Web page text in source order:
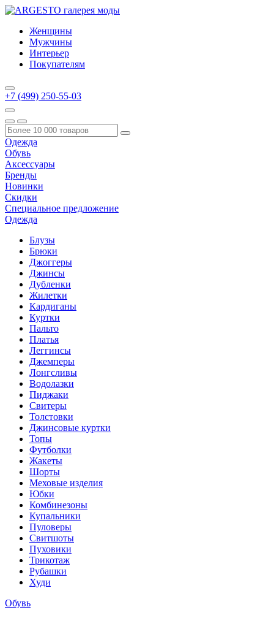
Женщины
Мужчины
Интерьер
Покупателям
+7 (499) 250-55-03
Одежда
Обувь
Аксессуары
Бренды
Новинки
Скидки
Специальное предложение
Одежда
Блузы
Брюки
Джоггеры
Джинсы
Дубленки
Жилетки
Кардиганы
Куртки
Пальто
Платья
Леггинсы
Джемперы
Лонгсливы
Водолазки
Пиджаки
Свитеры
Толстовки
Джинсовые куртки
Топы
Футболки
Жакеты
Шорты
Меховые изделия
Юбки
Комбинезоны
Купальники
Пуловеры
Свитшоты
Пуховики
Трикотаж
Рубашки
Худи
Обувь